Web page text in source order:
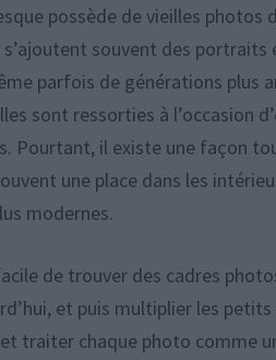
possède de vieilles
souvent des
parfois de générations plus
sont ressorties à l’occasion
Pourtant, il existe une façon
une place dans les
modernes.
de trouver des cadres
et puis multiplier les
traiter chaque photo comme